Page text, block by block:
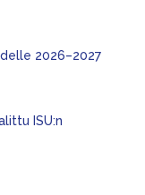
2026–2027
ISU:n